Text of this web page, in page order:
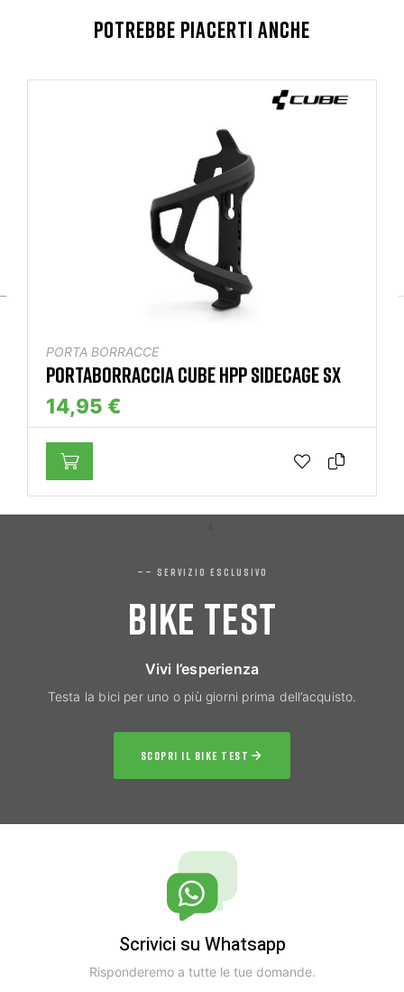
POTREBBE PIACERTI ANCHE
PORTA BORRACCE
PORTABORRACCIA CUBE HPP SIDECAGE SX
14,95 €
—— SERVIZIO ESCLUSIVO
BIKE TEST
Vivi l’esperienza
Testa la bici per uno o più giorni prima dell’acquisto.
SCOPRI IL BIKE TEST
Scrivici su Whatsapp
Risponderemo a tutte le tue domande.